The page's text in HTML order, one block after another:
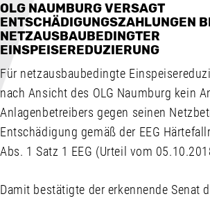
OLG NAUMBURG VERSAGT
ENTSCHÄDIGUNGSZAHLUNGEN
NETZAUSBAUBEDINGTER
EINSPEISEREDUZIERUNG
Für netzausbaubedingte
nach Ansicht des OLG Naumburg kein
Anlagenbetreibers gegen seinen
Entschädigung gemäß der EEG
Abs. 1 Satz 1 EEG (Urteil vom
Damit bestätigte der erkennende Senat